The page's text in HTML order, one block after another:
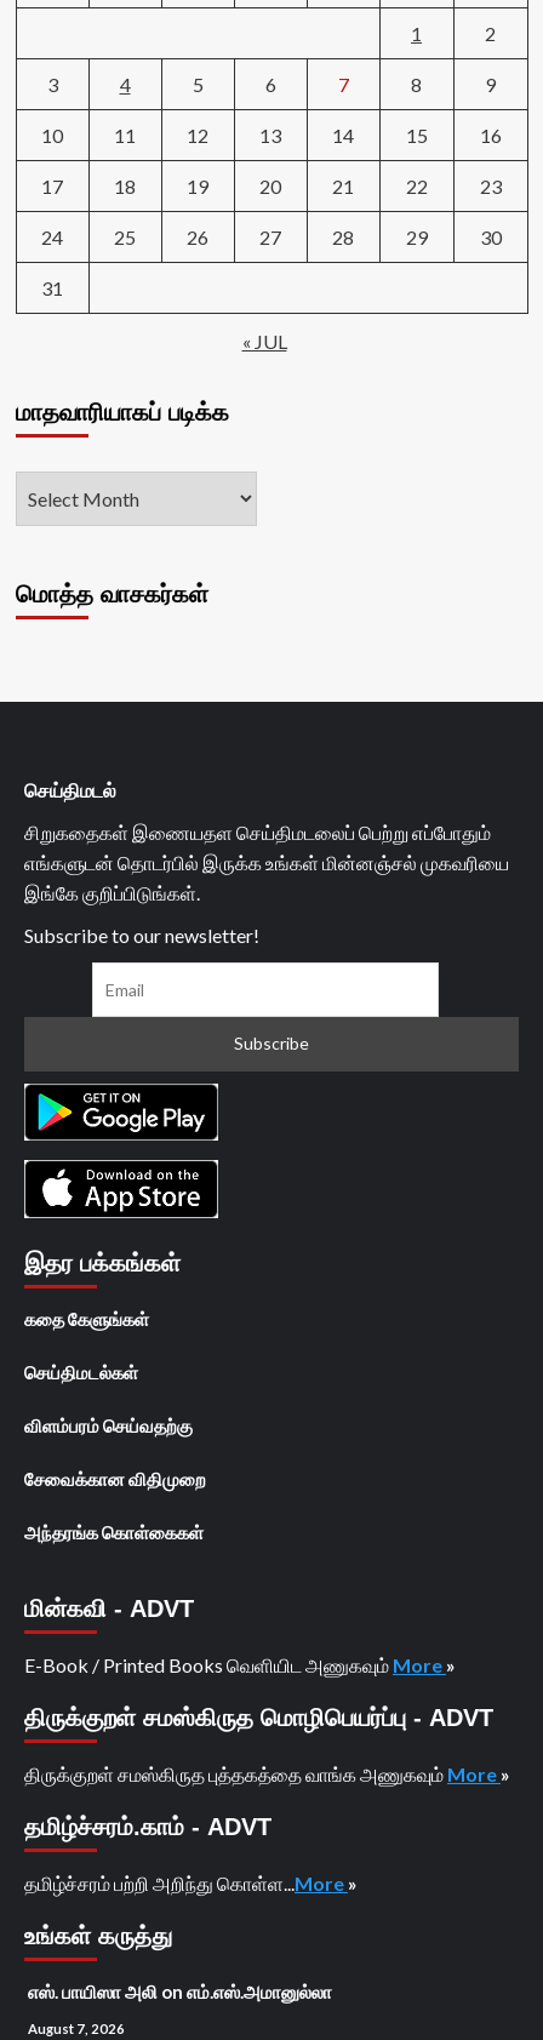
1
2
3 4 5 6 7 8 9
10 11 12 13 14 15 16
17 18 19 20 21 22 23
24 25 26 27 28 29 30
31
« JUL
மாதவாரியாகப் படிக்க
மொத்த வாசகர்கள்
செய்திமடல்
சிறுகதைகள் இணையதள செய்திமடலைப் பெற்று எப்போதும்
எங்களுடன் தொடர்பில் இருக்க உங்கள் மின்னஞ்சல் முகவரியை
இங்கே குறிப்பிடுங்கள்.
Subscribe to our newsletter!
இதர பக்கங்கள்
கதை கேளுங்கள்
செய்திமடல்கள்
விளம்பரம் செய்வதற்கு
சேவைக்கான விதிமுறை
அந்தரங்க கொள்கைகள்
மின்கவி - ADVT
E-Book / Printed Books வெளியிட அணுகவும் More »
திருக்குறள் சமஸ்கிருத மொழிபெயர்ப்பு - ADVT
திருக்குறள் சமஸ்கிருத புத்தகத்தை வாங்க அணுகவும் More »
தமிழ்ச்சரம்.காம் - ADVT
தமிழ்ச்சரம் பற்றி அறிந்து கொள்ள... More »
உங்கள் கருத்து
எஸ். பாயிஸா அலி on எம்.எஸ்.அமானுல்லா
August 7, 2026